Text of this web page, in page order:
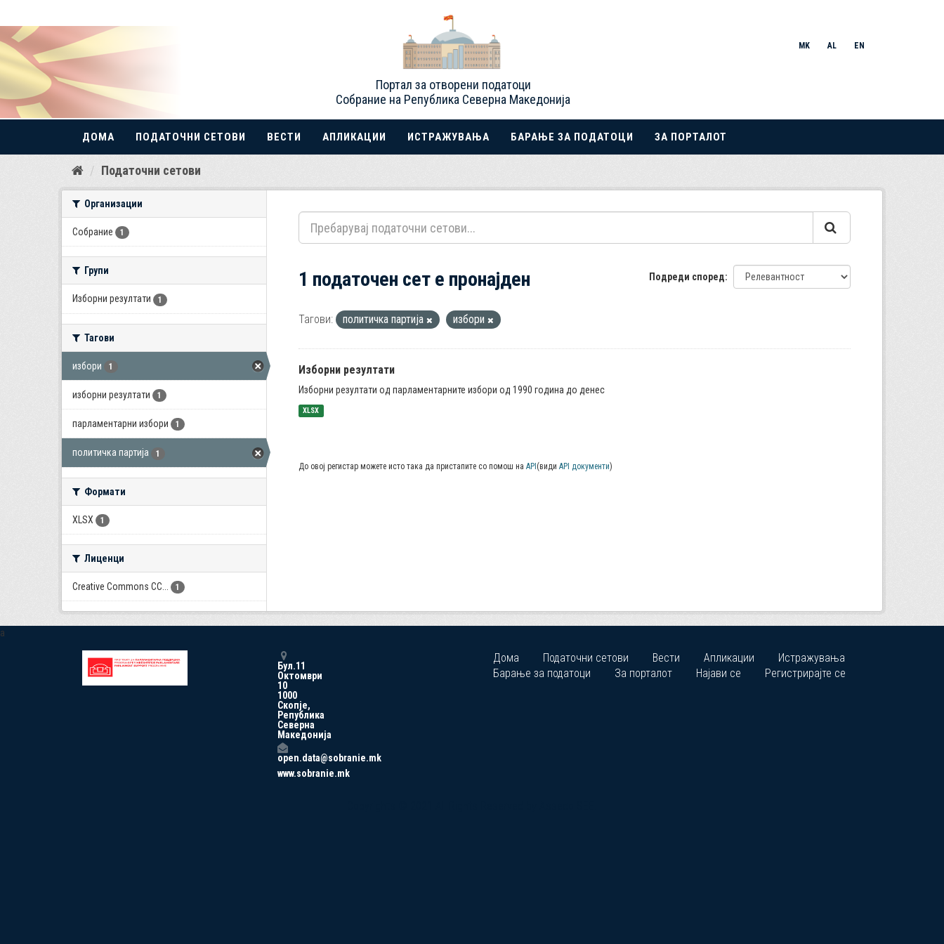
Прескокнете
Портал за отворени податоци
Собрание на Република Северна Македонија
MK AL EN
ДОМА ПОДАТОЧНИ СЕТОВИ ВЕСТИ АПЛИКАЦИИ ИСТРАЖУВАЊА БАРАЊЕ ЗА ПОДАТОЦИ ЗА ПОРТАЛОТ
Податочни сетови
Организации
Собрание 1
Групи
Изборни резултати 1
Тагови
избори 1
изборни резултати 1
парламентарни избори 1
политичка партија 1
Формати
XLSX 1
Лиценци
Creative Commons CC... 1
Подреди според
1 податочен сет е пронајден
Тагови: политичка партија избори
Изборни резултати
Изборни резултати од парламентарните избори од 1990 година до денес
XLSX
До овој регистар можете исто така да пристапите со помош на API (види API документи)
a
Бул.11
Октомври
10
1000
Скопје,
Република
Северна
Македонија
open.data@sobranie.mk
www.sobranie.mk
Дома Податочни сетови Вести Апликации
Истражувања
Барање за податоци
За порталот Најави се Регистрирајте се